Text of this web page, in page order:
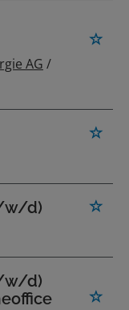
AG /
w/d)
w/d)